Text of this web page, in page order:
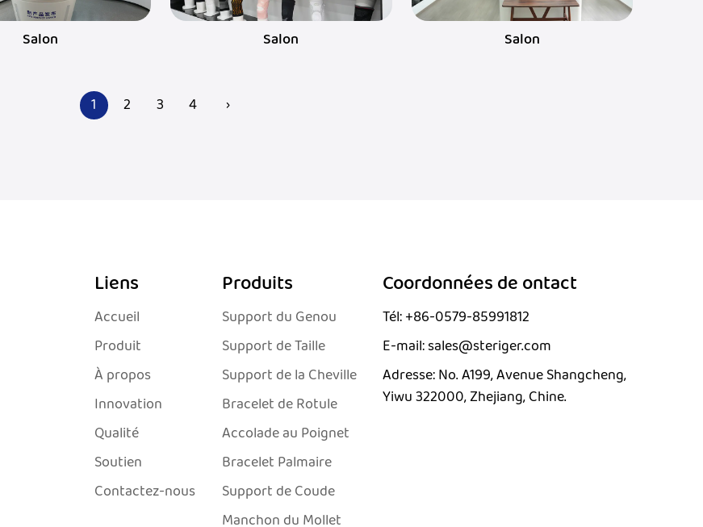
Salon Salon Salon
1 2 3 4 ›
Liens
Accueil
Produit
À propos
Innovation
Qualité
Soutien
Contactez-nous
Produits
Support du Genou
Support de Taille
Support de la Cheville
Bracelet de Rotule
Accolade au Poignet
Bracelet Palmaire
Support de Coude
Manchon du Mollet
Coordonnées de ontact
Tél: +86-0579-85991812
E-mail: sales@steriger.com
Adresse: No. A199, Avenue Shangcheng,
Yiwu 322000, Zhejiang, Chine.